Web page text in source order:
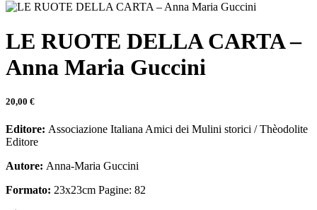
LE RUOTE DELLA CARTA –
Anna Maria Guccini
20,00 €
Editore: Associazione Italiana Amici dei Mulini storici / Thèodolite
Editore
Autore: Anna-Maria Guccini
Formato: 23x23cm Pagine: 82